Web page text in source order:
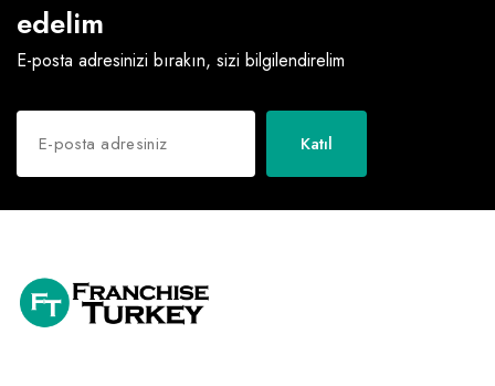
Seyahat - Rent A Car
edelim
E-posta adresinizi bırakın, sizi bilgilendirelim
Katıl